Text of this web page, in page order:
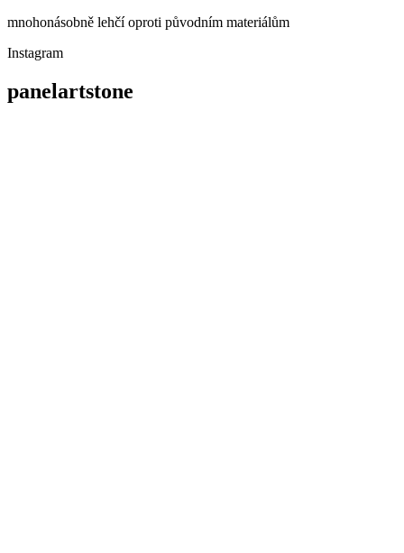
mnohonásobně lehčí oproti původním materiálům
Instagram
panelartstone